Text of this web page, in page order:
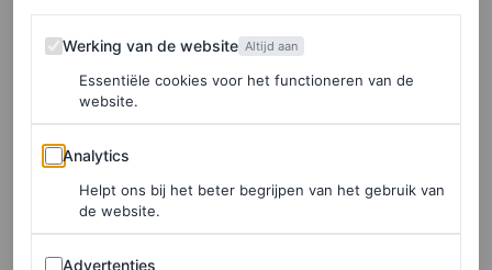
Een bijzonder aangezicht: modellen in de
minimalistische mode van Jil Sander die door de regen
lopen, met een paraplu in de hand. Het maakte de show
niet minder aantrekkelijk om naar te kijken. In tegendeel:
de looks kregen een extra sprankeling door het natte
weer. Of waren het toch de pailletten, glans en glitters die
creative directors Luke en Lucie Meier hebben
Werking van de website
Werking van de website Altijd aan
Essentiële cookies voor het functioneren van de
website.
Analytics
Analytics
Helpt ons bij het beter begrijpen van het gebruik van
de website.
Advertenties
Advertenties